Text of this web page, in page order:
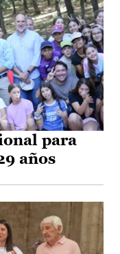
para
años